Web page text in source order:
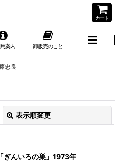
カート
案内 卸販売のこと
忠良
表示順変更
ぎんいろの巣」1973年